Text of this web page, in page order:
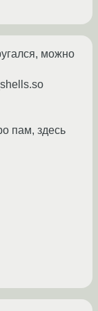
можно
пам, здесь